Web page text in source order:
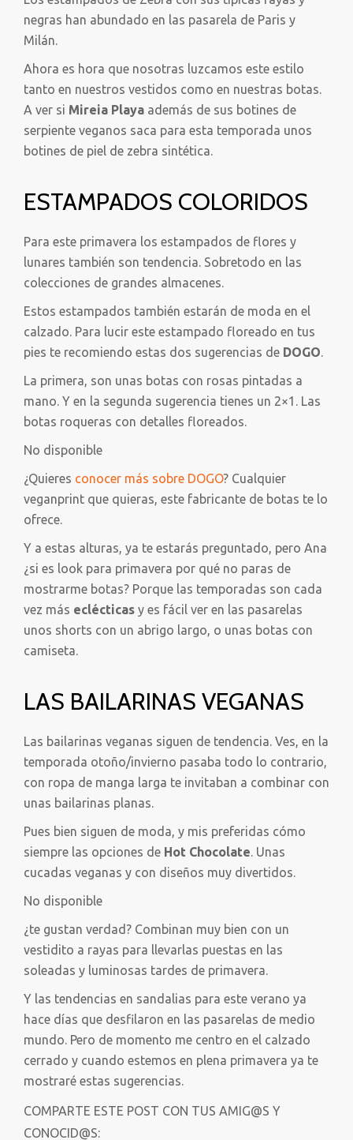
negras han abundado en las pasarela de Paris y
Milán.
Ahora es hora que nosotras luzcamos este estilo
tanto en nuestros vestidos como en nuestras botas.
A ver si Mireia Playa además de sus botines de
serpiente veganos saca para esta temporada unos
botines de piel de zebra sintética.
ESTAMPADOS COLORIDOS
Para este primavera los estampados de flores y
lunares también son tendencia. Sobretodo en las
colecciones de grandes almacenes.
Estos estampados también estarán de moda en el
calzado. Para lucir este estampado floreado en tus
pies te recomiendo estas dos sugerencias de DOGO.
La primera, son unas botas con rosas pintadas a
mano. Y en la segunda sugerencia tienes un 2×1. Las
botas roqueras con detalles floreados.
No disponible
¿Quieres conocer más sobre DOGO? Cualquier
veganprint que quieras, este fabricante de botas te lo
ofrece.
Y a estas alturas, ya te estarás preguntado, pero Ana
¿si es look para primavera por qué no paras de
mostrarme botas? Porque las temporadas son cada
vez más eclécticas y es fácil ver en las pasarelas
unos shorts con un abrigo largo, o unas botas con
camiseta.
LAS BAILARINAS VEGANAS
Las bailarinas veganas siguen de tendencia. Ves, en la
temporada otoño/invierno pasaba todo lo contrario,
con ropa de manga larga te invitaban a combinar con
unas bailarinas planas.
Pues bien siguen de moda, y mis preferidas cómo
siempre las opciones de Hot Chocolate. Unas
cucadas veganas y con diseños muy divertidos.
No disponible
¿te gustan verdad? Combinan muy bien con un
vestidito a rayas para llevarlas puestas en las
soleadas y luminosas tardes de primavera.
Y las tendencias en sandalias para este verano ya
hace días que desfilaron en las pasarelas de medio
mundo. Pero de momento me centro en el calzado
cerrado y cuando estemos en plena primavera ya te
mostraré estas sugerencias.
COMPARTE ESTE POST CON TUS AMIG@S Y
CONOCID@S: